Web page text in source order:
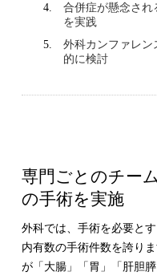
合併症が懸念され
を実践
外科カンファレン
的に検討
専門ごとのチー
の手術を実施
外科では、手術を必要と
内有数の手術件数を誇り
が「大腸」「胃」「肝胆